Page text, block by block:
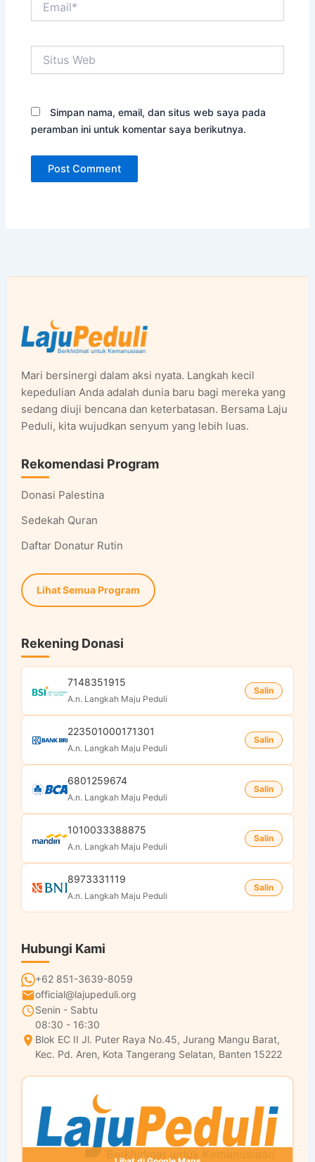
Web
Simpan nama, email, dan situs web saya pada
peramban ini untuk komentar saya berikutnya.
Mari bersinergi dalam aksi nyata. Langkah kecil
kepedulian Anda adalah dunia baru bagi mereka yang
sedang diuji bencana dan keterbatasan. Bersama Laju
Peduli, kita wujudkan senyum yang lebih luas.
Rekomendasi Program
Donasi Palestina
Sedekah Quran
Daftar Donatur Rutin
Lihat Semua Program
Rekening Donasi
7148351915
A.n. Langkah Maju Peduli
Salin
223501000171301
A.n. Langkah Maju Peduli
Salin
6801259674
A.n. Langkah Maju Peduli
Salin
1010033388875
A.n. Langkah Maju Peduli
Salin
8973331119
A.n. Langkah Maju Peduli
Salin
Hubungi Kami
+62 851-3639-8059
official@lajupeduli.org
Senin - Sabtu
08:30 - 16:30
Blok EC II Jl. Puter Raya No.45, Jurang Mangu Barat,
Kec. Pd. Aren, Kota Tangerang Selatan, Banten 15222